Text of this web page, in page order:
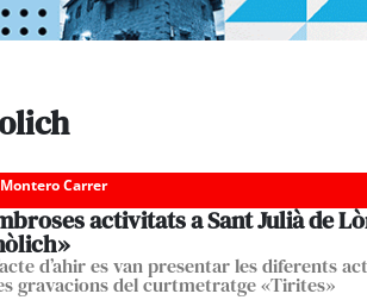
Carrer
activitats a Sant Julià de
d’ahir es van presentar les diferents
gravacions del curtmetratge «Tirites»